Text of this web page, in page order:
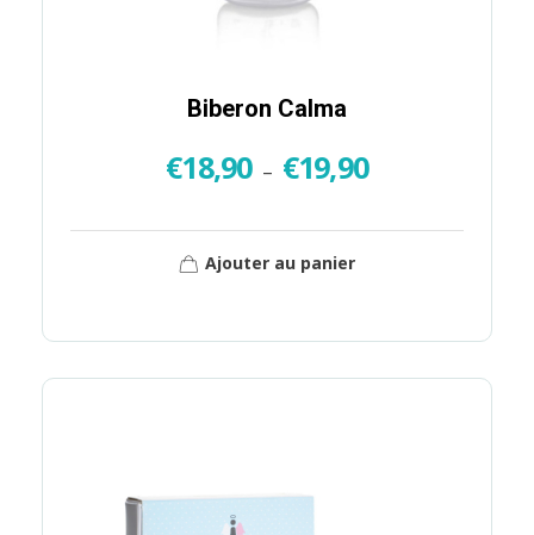
Biberon Calma
€18,90 – €19,90
Ajouter au panier